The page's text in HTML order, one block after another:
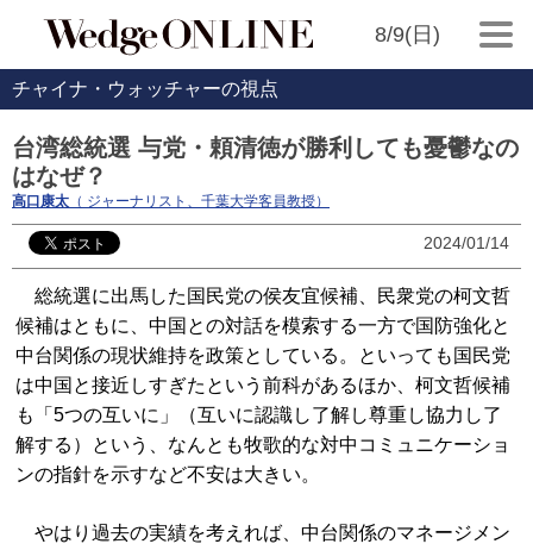
8/9(日)
チャイナ・ウォッチャーの視点
台湾総統選 与党・頼清徳が勝利しても憂鬱なの
はなぜ？
高口康太 （ ジャーナリスト、千葉大学客員教授）
2024/01/14
総統選に出馬した国民党の侯友宜候補、民衆党の柯文哲
候補はともに、中国との対話を模索する一方で国防強化と
中台関係の現状維持を政策としている。といっても国民党
は中国と接近しすぎたという前科があるほか、柯文哲候補
も「5つの互いに」（互いに認識し了解し尊重し協力し了
解する）という、なんとも牧歌的な対中コミュニケーショ
ンの指針を示すなど不安は大きい。
やはり過去の実績を考えれば、中台関係のマネージメン